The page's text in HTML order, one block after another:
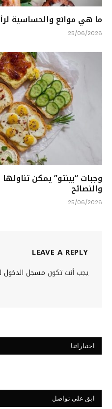
ما هي موانع والحساسية
25/06/2026
وجبات “بينتو” يمكن
والنصائح
25/06/2026
LEAVE A REPLY
يجب أنت تكون مسجل الدخول
اختياراتنا
ابق على تواصل